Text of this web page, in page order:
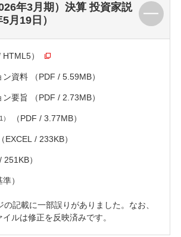
年3月期）決算 投資家説
月19日）
）
ン資料 （PDF / 5.59MB）
ン要旨 （PDF / 2.73MB）
） （PDF / 3.77MB）
（EXCEL / 233KB）
251KB）
）
の記載に一部誤りがありました。なお、
イルは修正を反映済みです。